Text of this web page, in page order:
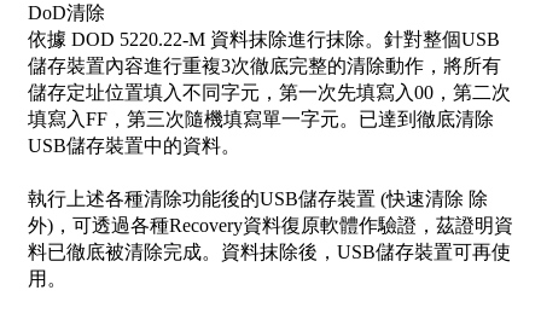
DoD清除
依據 DOD 5220.22-M 資料抹除進行抹除。針對整個USB
儲存裝置內容進行重複3次徹底完整的清除動作，將所有
儲存定址位置填入不同字元，第一次先填寫入00，第二次
填寫入FF，第三次隨機填寫單一字元。已達到徹底清除
USB儲存裝置中的資料。
執行上述各種清除功能後的USB儲存裝置 (快速清除 除
外)，可透過各種Recovery資料復原軟體作驗證，茲證明資
料已徹底被清除完成。資料抹除後，USB儲存裝置可再使
用。